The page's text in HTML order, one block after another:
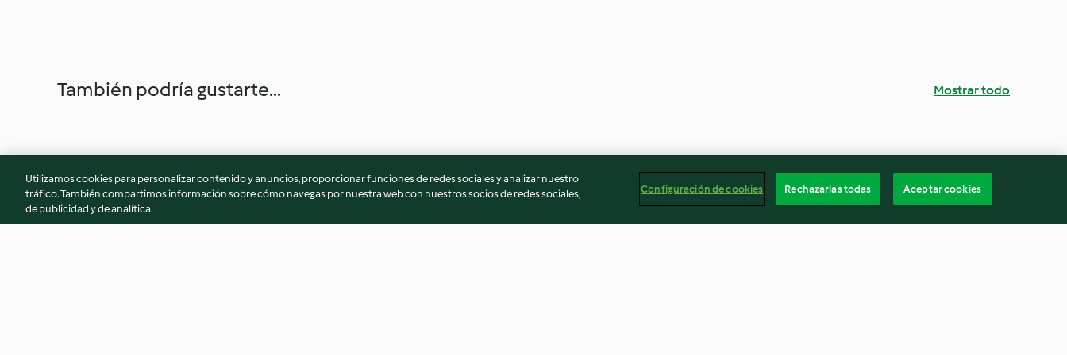
También podría gustarte... Mostrar todo
Utilizamos cookies para personalizar contenido y anuncios, proporcionar funciones de redes sociales y analizar nuestro
tráfico. También compartimos información sobre cómo navegas por nuestra web con nuestros socios de redes sociales,
de publicidad y de analítica.
Configuración de cookies Rechazarlas todas Aceptar cookies